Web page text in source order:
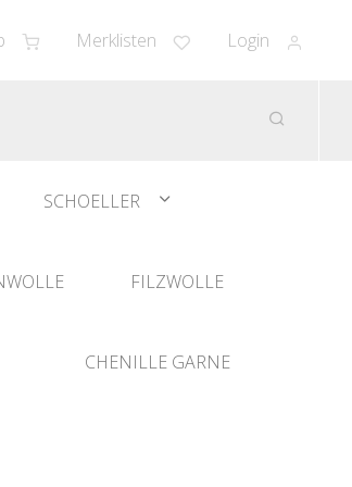
Merklisten Login
SCHOELLER
FILZWOLLE
CHENILLE GARNE